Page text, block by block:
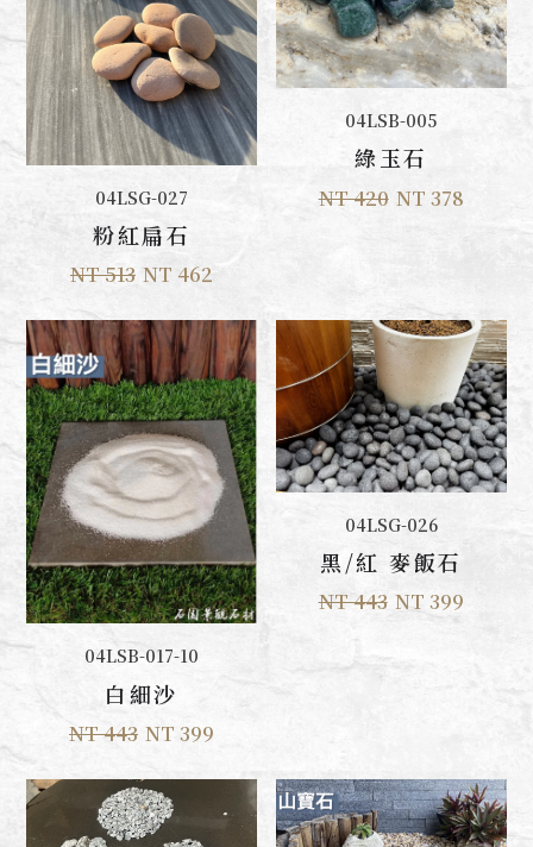
加入購物車
04LSG-027
粉紅扁石
NT 513 NT 462
加入購物車
04LSB-005
綠玉石
NT 420 NT 378
加入購物車
04LSB-017-10
白細沙
NT 443 NT 399
加入購物車
04LSG-026
黑/紅 麥飯石
NT 443 NT 399